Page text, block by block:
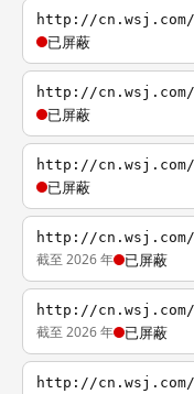
http://cn.wsj.com/
已屏蔽
http://cn.wsj.com/
已屏蔽
http://cn.wsj.com/
已屏蔽
http://cn.wsj.com/
截至 2026 年 已屏蔽
http://cn.wsj.com/
截至 2026 年 已屏蔽
http://cn.wsj.com/